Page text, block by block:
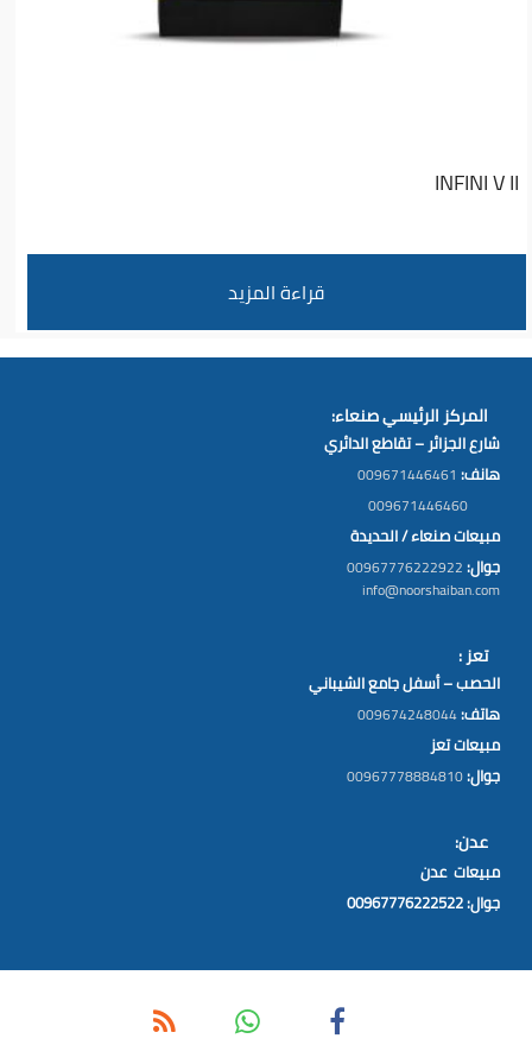
INFINI V II
قراءة المزيد
المركز الرئيسي صنعاء:
شارع الجزائر – تقاطع الدائري
هانف: 009671446461
009671446460
مبيعات صنعاء / الحديدة
جوال:00967776222922
info@noorshaiban.com
تعز :
الحصب – أسفل جامع الشيباني
هاتف:009674248044
مبيعات تعز
جوال:00967778884810
عدن:
مبيعات عدن
جوال: 00967776222522